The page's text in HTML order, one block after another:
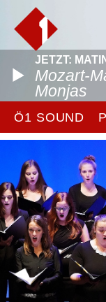
JETZT:
Mozart-
Monjas
Ö1 SOUND